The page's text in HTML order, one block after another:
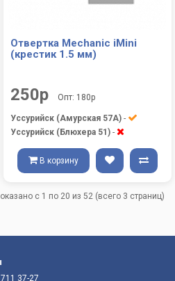
Отвертка Mechanic iMini
(крестик 1.5 мм)
250р Опт: 180р
Уссурийск (Амурская 57А) -
Уссурийск (Блюхера 51) -
В корзину
с 1 по 20 из 52 (всего 3 страниц)
37-27